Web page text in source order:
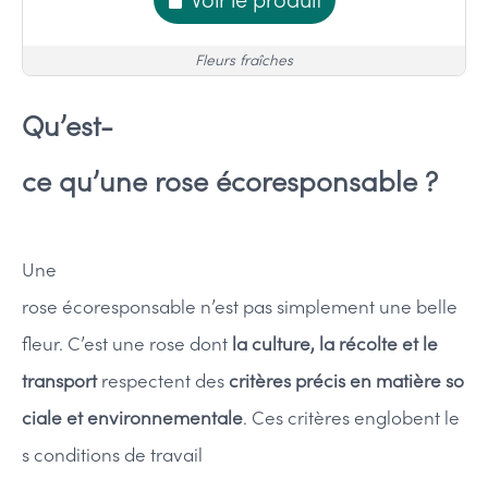
Fleurs fraîches
Qu’est-
ce qu’une rose écoresponsable ?
Une
rose écoresponsable n’est pas simplement une belle
fleur. C’est une rose dont la culture, la récolte et le
transportrespectent descritères précis en matière so
ciale et environnementale. Ces critères englobent le
s conditions de travail